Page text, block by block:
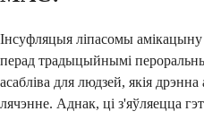
Інсуфляцыя ліпасомы амікацыну
перад традыцыйнымі
асабліва для людзей, якія дрэнна
лячэнне. Аднак, ці з'яўляецца